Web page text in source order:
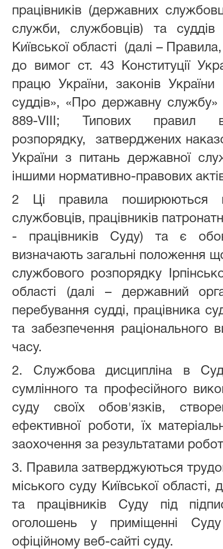
працівників (державних
служби, службовців) та суддів
Київської області
(далі –
до вимог ст. 43 Конституції
працю України, законів
суддів», «Про державну
889-VIII;
Типових правил
розпорядку,
затверджених
України з питань державної
іншими нормативно-правових
2 Ці правила поширюються
службовців, працівників
- працівників Суду) та є
визначають загальні положення
службового розпорядку
області (далі – державний
перебування судді, працівника
та забезпечення раціонального
часу.
2. Службова дисципліна в
сумлінного та професійного
суду своїх обов'язків,
ефективної роботи, їх
заохочення за результатами
3. Правила затверджуються
міського суду Київської області, д
та працівників Суду під
оголошень у приміщенні
офіційному веб-сайті суду.